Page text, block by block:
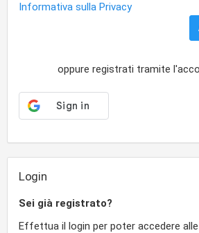
Informativa sulla Privacy
oppure registrati tramite
Login
Sei già registrato?
Effettua il login per poter accedere